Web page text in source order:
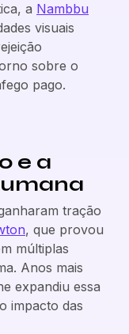
a Nambbu
visuais
sobre o
pago.
e a
tração
, que provou
múltiplas
Anos mais
expandiu essa
impacto das